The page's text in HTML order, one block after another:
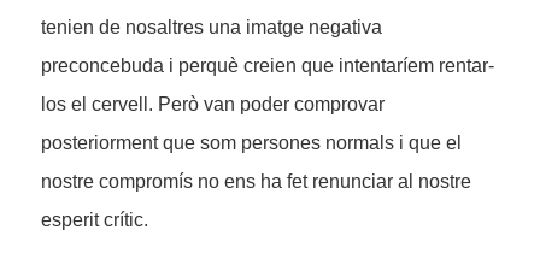
tenien de nosaltres una imatge negativa
preconcebuda i perquè creien que intentaríem rentar-
los el cervell. Però van poder comprovar
posteriorment que som persones normals i que el
nostre compromís no ens ha fet renunciar al nostre
esperit crític.